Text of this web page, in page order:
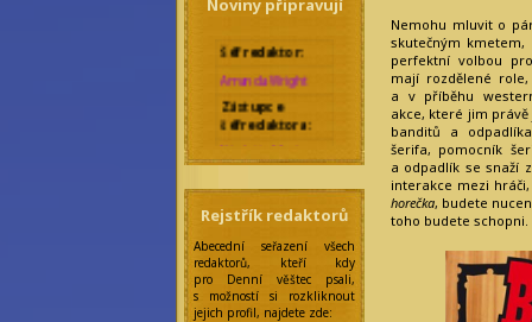
Noviny připravují
Zástupce
šéfredaktora:
Nicolette Marique
Rebecca Werde
Správkyně
bloků:
Eilonwy Ellesméry
Zakladatelka:
Anseiola Jasmis
Rawenclav
Rejstřík redaktorů
Abecední seřazení všech
redaktorů, kteří kdy
pro Denní věštec psali,
s možností si rozkliknout
jejich profil, najdete zde:
Nemohu mluvit o
skutečným
perfektní volbou
mají rozdělené
a v příběhu
akce, které jim
banditů a
šerifa, pomocník
a odpadlík se snaží
interakce mezi
horečka, budete
toho budete schopni.